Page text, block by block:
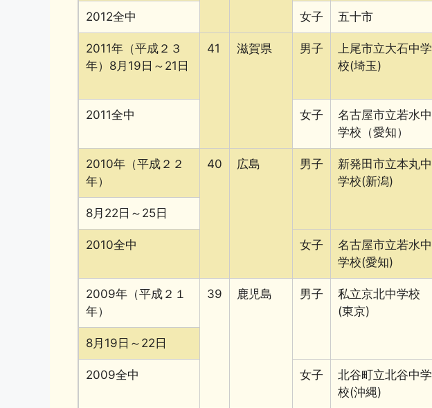
2012全中 女子 五十市
2011年（平成２３
年）8月19日～21日
41 滋賀県 男子
上尾市立大石中学
校(埼玉)
2011全中 女子
名古屋市立若水中
学校（愛知）
2010年（平成２２
年）
40 広島 男子
新発田市立本丸中
学校(新潟)
8月22日～25日
2010全中 女子
名古屋市立若水中
学校(愛知)
2009年（平成２１
年）
39 鹿児島 男子
私立京北中学校
(東京)
8月19日～22日
2009全中 女子
北谷町立北谷中学
校(沖縄)